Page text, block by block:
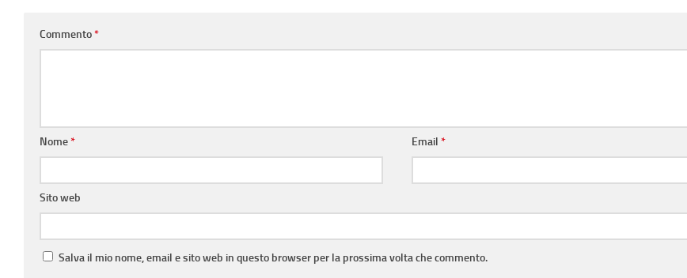
Commento*
Nome* Email*
Sito web
Salva il mio nome, email e sito web in questo browser per la prossima volta che commento.